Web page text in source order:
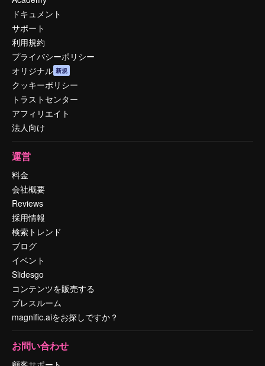
ドキュメント
サポート
利用規約
プライバシーポリシー
オリジナル 新規
クッキーポリシー
トラストセンター
アフィリエイト
法人向け
運営
料金
会社概要
Reviews
採用情報
検索トレンド
ブログ
イベント
Slidesgo
コンテンツを販売する
プレスルーム
magnific.aiをお探しですか？
お問い合わせ